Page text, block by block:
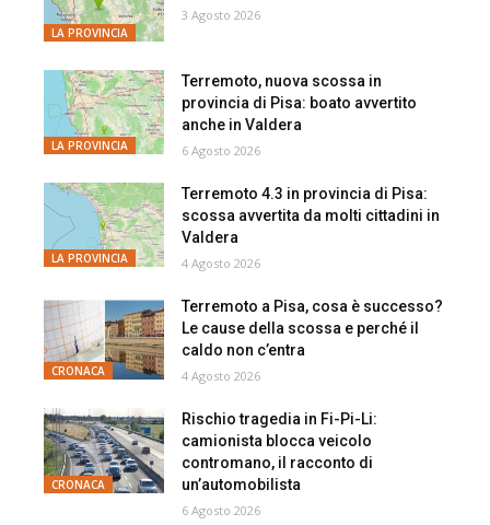
LA PROVINCIA
3 Agosto 2026
LA PROVINCIA
Terremoto, nuova scossa in
provincia di Pisa: boato avvertito
anche in Valdera
6 Agosto 2026
LA PROVINCIA
Terremoto 4.3 in provincia di Pisa:
scossa avvertita da molti cittadini in
Valdera
4 Agosto 2026
CRONACA
Terremoto a Pisa, cosa è successo?
Le cause della scossa e perché il
caldo non c’entra
4 Agosto 2026
CRONACA
Rischio tragedia in Fi-Pi-Li:
camionista blocca veicolo
contromano, il racconto di
un’automobilista
6 Agosto 2026